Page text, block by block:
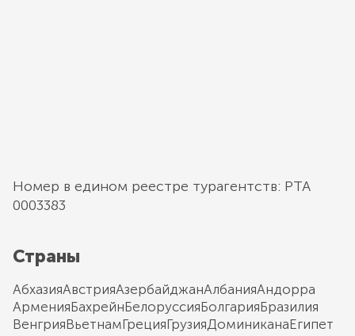
Номер в едином реестре турагентств: РТА
0003383
Страны
АбхазияАвстрияАзербайджанАлбанияАндорра
АрменияБахрейнБелоруссияБолгарияБразилия
ВенгрияВьетнамГрецияГрузияДоминиканаЕгипет